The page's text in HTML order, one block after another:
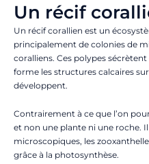
Un récif
Un récif corallien est un
principalement de colonies de
coralliens. Ces polypes
forme les structures calcaires
développent.
Contrairement à ce que l’on
et non une plante ni une roche.
microscopiques, les
grâce à la photosynthèse.